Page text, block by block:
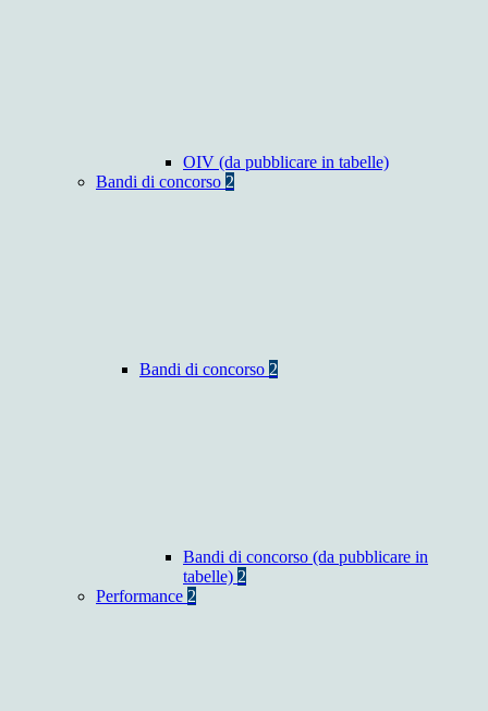
OIV (da pubblicare in tabelle)
Bandi di concorso 2
Bandi di concorso 2
Bandi di concorso (da pubblicare in
tabelle) 2
Performance 2